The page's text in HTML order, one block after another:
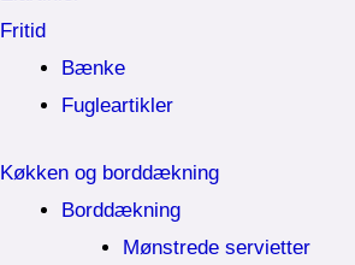
Fritid
Bænke
Fugleartikler
Køkken og borddækning
Borddækning
Mønstrede servietter